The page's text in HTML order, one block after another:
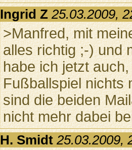
Ingrid Z 25.03.2009,
>Manfred, mit
alles richtig ;-) und
habe ich jetzt
Fußballspiel nichts
sind die beiden
nicht mehr dabei
H. Smidt 25.03.2009,